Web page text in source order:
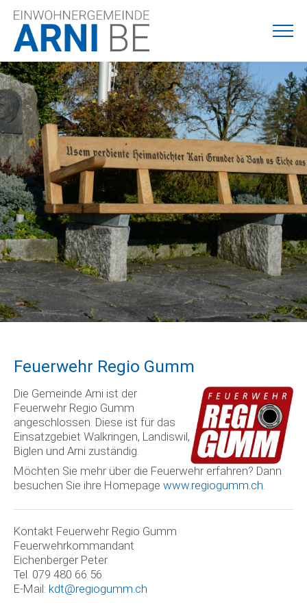
Feuerwehr Regio Gumm
Die Gemeinde Arni ist der
Feuerwehr Regio Gumm
angeschlossen. Diese ist für das
Einsatzgebiet Walkringen, Landiswil,
Biglen und Arni zuständig.
Möchten Sie mehr über die Feuerwehr erfahren? Dann
besuchen Sie ihre Homepage www.regiogumm.ch.
Kontakt Feuerwehr Regio Gumm
Feuerwehrkommandant
Eichenberger Peter
Tel. 079 480 66 56
E-Mail: kdt@regiogumm.ch